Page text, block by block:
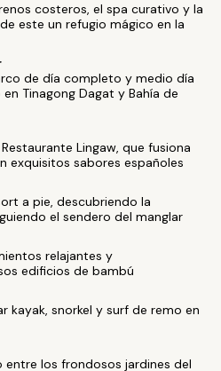
costeros, el spa curativo y la
este un refugio mágico en la
de día completo y medio día
Tinagong Dagat y Bahía de
Lingaw, que fusiona
exquisitos sabores españoles
a pie, descubriendo la
el sendero del manglar
relajantes y
edificios de bambú
kayak, snorkel y surf de remo en
entre los frondosos jardines del